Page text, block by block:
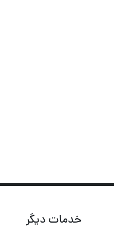
خدمات دیگر